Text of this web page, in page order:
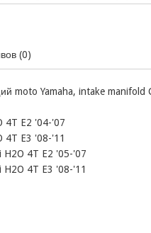
(0)
moto Yamaha, intake manifold
4T E2 '04-'07
4T E3 '08-'11
H2O 4T E2 '05-'07